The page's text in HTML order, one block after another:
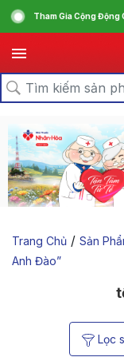
Tham Gia Cộng Động
Trang Chủ / Sản
Anh Đào”
Lọc